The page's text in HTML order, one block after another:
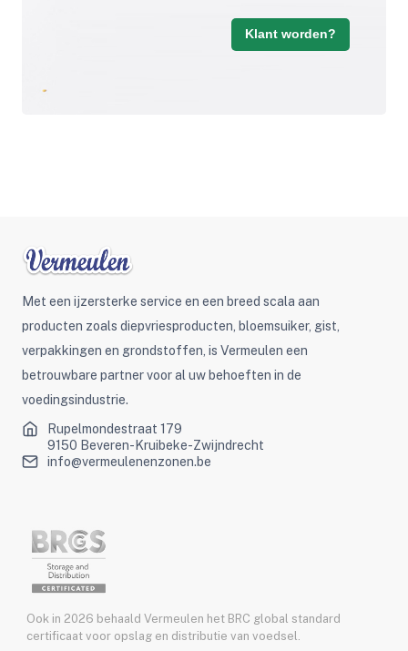
Klant worden?
Met een ijzersterke service en een breed scala aan
producten zoals diepvriesproducten, bloemsuiker, gist,
verpakkingen en grondstoffen, is Vermeulen een
betrouwbare partner voor al uw behoeften in de
voedingsindustrie.
Rupelmondestraat 179
9150 Beveren-Kruibeke-Zwijndrecht
info@vermeulenenzonen.be
Ook in 2026 behaald Vermeulen het BRC global standard
certificaat voor opslag en distributie van voedsel.